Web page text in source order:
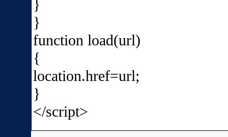
}
}
function load(url)
{
location.href=url;
}
</script>